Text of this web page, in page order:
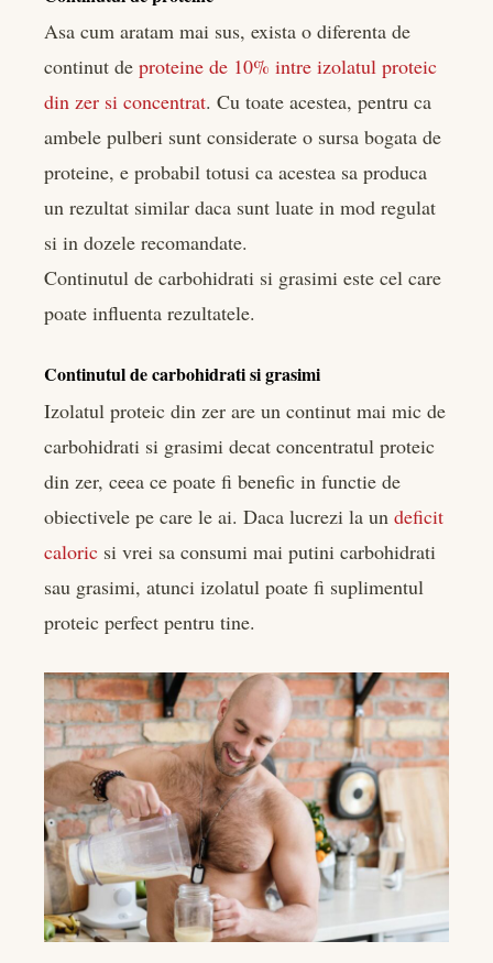
Asa cum aratam mai sus, exista o diferenta de
continut de proteine de 10% intre izolatul proteic
din zer si concentrat. Cu toate acestea, pentru ca
ambele pulberi sunt considerate o sursa bogata de
proteine, e probabil totusi ca acestea sa produca
un rezultat similar daca sunt luate in mod regulat
si in dozele recomandate.
Continutul de carbohidrati si grasimi este cel care
poate influenta rezultatele.
Continutul de carbohidrati si grasimi
Izolatul proteic din zer are un continut mai mic de
carbohidrati si grasimi decat concentratul proteic
din zer, ceea ce poate fi benefic in functie de
obiectivele pe care le ai. Daca lucrezi la un deficit
caloric si vrei sa consumi mai putini carbohidrati
sau grasimi, atunci izolatul poate fi suplimentul
proteic perfect pentru tine.